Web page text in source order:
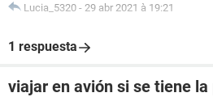
Lucia_5320 - 29 abr 2021 à 19:21
1 respuesta
viajar en avión si se tiene